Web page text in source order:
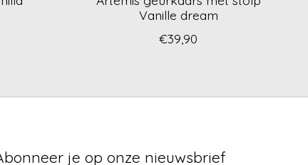
Vanille dream
€39,90
je op onze nieuwsbrief